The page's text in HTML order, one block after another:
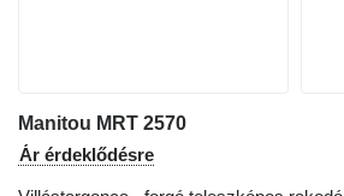
Manitou MRT 2570
Ár érdeklődésre